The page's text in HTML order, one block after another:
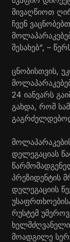
მივაღწიოთ
ჩვენ
შესახებ“, –
ცნობისთვის,
24 იანვარს
გახდა, რომ
დელეგაციას
პრეზიდენტის
დელეგაციის
რუსტემ
მოადგილე